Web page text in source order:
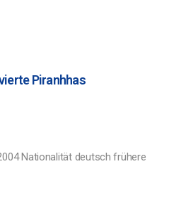
Piranhhas
Nationalität deutsch frühere